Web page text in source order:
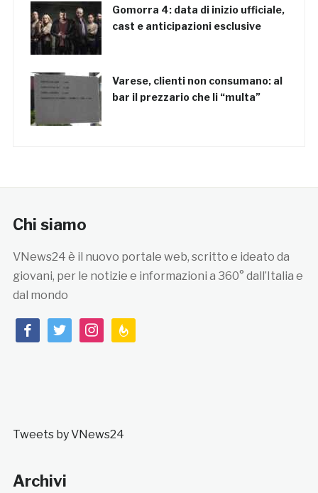
Gomorra 4: data di inizio ufficiale,
cast e anticipazioni esclusive
Varese, clienti non consumano: al
bar il prezzario che li “multa”
Chi siamo
VNews24 è il nuovo portale web, scritto e ideato da
giovani, per le notizie e informazioni a 360° dall’Italia e
dal mondo
facebooktwitterinstagramfeedburner
Tweets by VNews24
Archivi